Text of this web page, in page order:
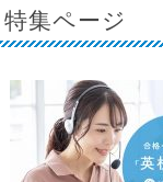
特集ページ